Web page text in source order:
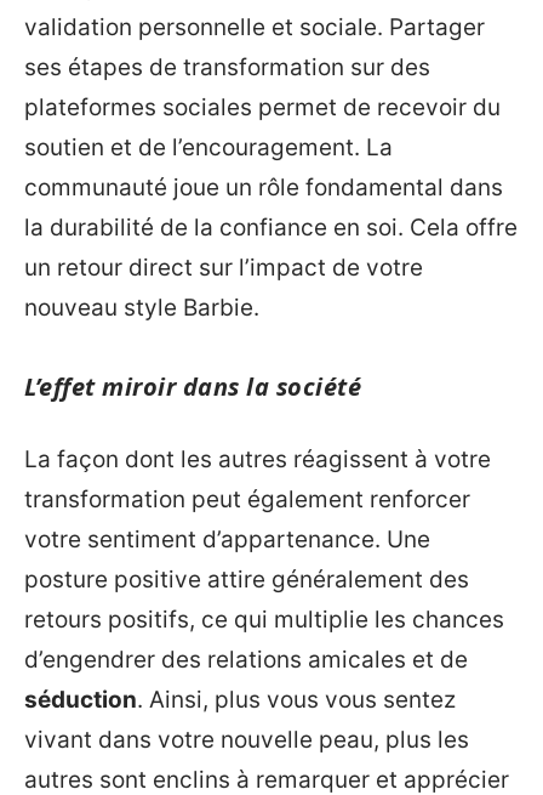
validation personnelle et sociale. Partager
ses étapes de transformation sur des
plateformes sociales permet de recevoir du
soutien et de l’encouragement. La
communauté joue un rôle fondamental dans
la durabilité de la confiance en soi. Cela offre
un retour direct sur l’impact de votre
nouveau style Barbie.
L’effet miroir dans la société
La façon dont les autres réagissent à votre
transformation peut également renforcer
votre sentiment d’appartenance. Une
posture positive attire généralement des
retours positifs, ce qui multiplie les chances
d’engendrer des relations amicales et de
séduction. Ainsi, plus vous vous sentez
vivant dans votre nouvelle peau, plus les
autres sont enclins à remarquer et apprécier